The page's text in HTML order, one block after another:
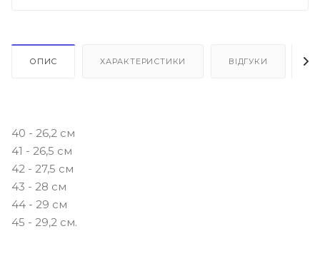
ОПИС ХАРАКТЕРИСТИКИ ВІДГУКИ
40 - 26,2 см
41 - 26,5 см
42 - 27,5 см
43 - 28 см
44 - 29 см
45 - 29,2 см.